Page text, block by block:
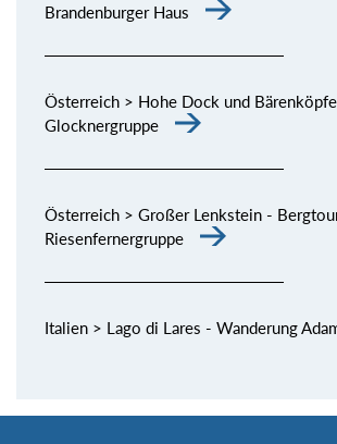
Brandenburger Haus
Österreich > Hohe Dock und
Glocknergruppe
Österreich > Großer Lenkstein -
Riesenfernergruppe
Italien > Lago di Lares - Wanderung